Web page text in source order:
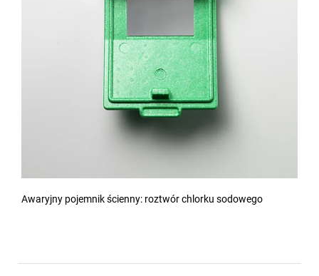
Awaryjny pojemnik ścienny: roztwór chlorku sodowego